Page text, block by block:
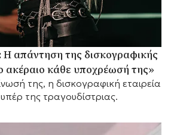
Η απάντηση της δισκογραφικής
ακέραιο κάθε υποχρέωσή της»
της, η δισκογραφική εταιρεία
της τραγουδίστριας.